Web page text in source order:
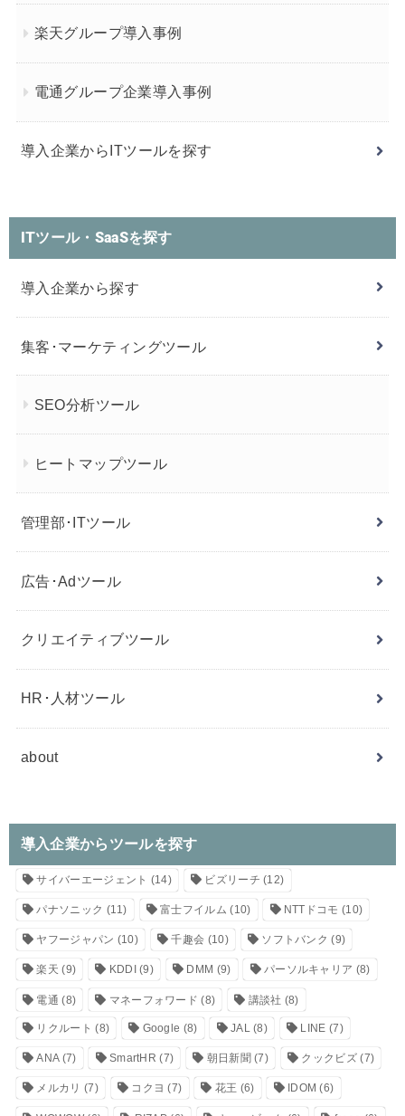
楽天グループ導入事例
電通グループ企業導入事例
導入企業からITツールを探す
ITツール・SaaSを探す
導入企業から探す
集客･マーケティングツール
SEO分析ツール
ヒートマップツール
管理部･ITツール
広告･Adツール
クリエイティブツール
HR･人材ツール
about
導入企業からツールを探す
サイバーエージェント (14) ビズリーチ (12)
パナソニック (11) 富士フイルム (10) NTTドコモ (10)
ヤフージャパン (10) 千趣会 (10) ソフトバンク (9)
楽天 (9) KDDI (9) DMM (9) パーソルキャリア (8)
電通 (8) マネーフォワード (8) 講談社 (8)
リクルート (8) Google (8) JAL(8) LINE (7)
ANA(7) SmartHR (7) 朝日新聞 (7) クックビズ(7)
メルカリ (7) コクヨ (7) 花王 (6) IDOM (6)